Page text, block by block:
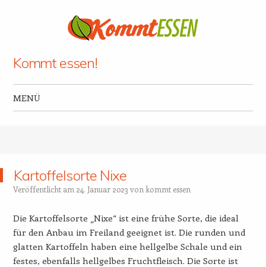
Kommt essen!
MENÜ
Kartoffelsorte Nixe
Veröffentlicht am 24. Januar 2023 von kommt essen
Die Kartoffelsorte „Nixe“ ist eine frühe Sorte, die ideal
für den Anbau im Freiland geeignet ist. Die runden und
glatten Kartoffeln haben eine hellgelbe Schale und ein
festes, ebenfalls hellgelbes Fruchtfleisch. Die Sorte ist